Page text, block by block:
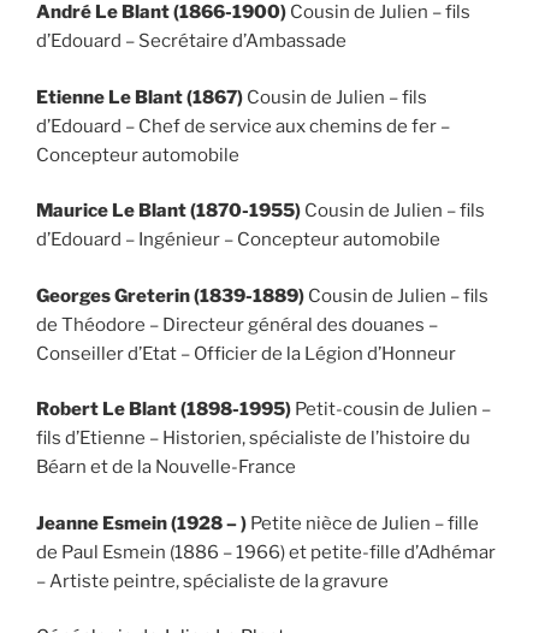
André Le Blant (1866-1900) Cousin de Julien – fils
d’Edouard – Secrétaire d’Ambassade
Etienne Le Blant (1867) Cousin de Julien – fils
d’Edouard – Chef de service aux chemins de fer –
Concepteur automobile
Maurice Le Blant (1870-1955) Cousin de Julien – fils
d’Edouard – Ingénieur – Concepteur automobile
Georges Greterin (1839-1889) Cousin de Julien – fils
de Théodore – Directeur général des douanes –
Conseiller d’Etat – Officier de la Légion d’Honneur
Robert Le Blant (1898-1995) Petit-cousin de Julien –
fils d’Etienne – Historien, spécialiste de l’histoire du
Béarn et de la Nouvelle-France
Jeanne Esmein (1928 – ) Petite nièce de Julien – fille
de Paul Esmein (1886 – 1966) et petite-fille d’Adhémar
– Artiste peintre, spécialiste de la gravure